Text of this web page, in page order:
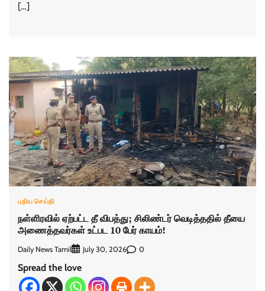
[…]
புதிய செய்தி
நள்ளிரவில் ஏற்பட்ட தீ விபத்து; சிலிண்டர் வெடித்ததில் தீயை
அணைத்தவர்கள் உட்பட 10 பேர் காயம்!
Daily News Tamil July 30, 2026 0
Spread the love